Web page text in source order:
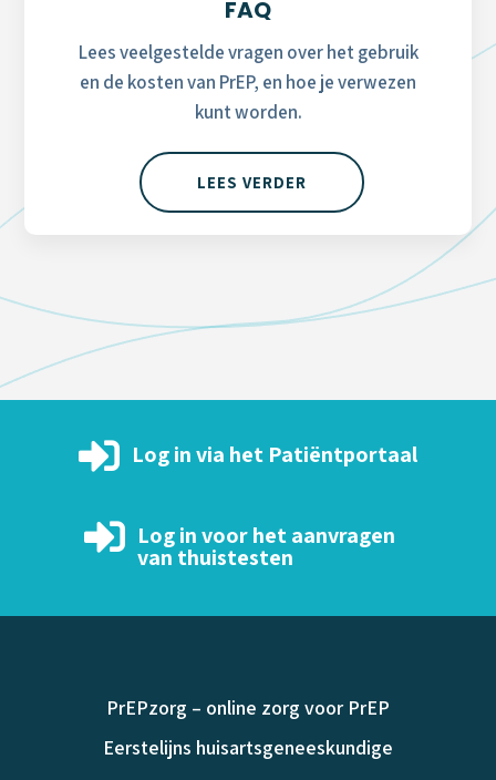
FAQ
Lees veelgestelde vragen over het gebruik
en de kosten van PrEP, en hoe je verwezen
kunt worden.
LEES VERDER
 Log in via het Patiëntportaal
 Log in voor het aanvragen
van thuistesten
PrEPzorg – online zorg voor PrEP
Eerstelijns huisartsgeneeskundige